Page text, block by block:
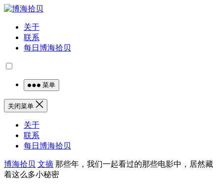
关于
联系
每日博海拾贝
菜单
关闭菜单
关于
联系
每日博海拾贝
博海拾贝 文摘 那些年，我们一起看过的那些电影中，居然藏
着这么多小秘密